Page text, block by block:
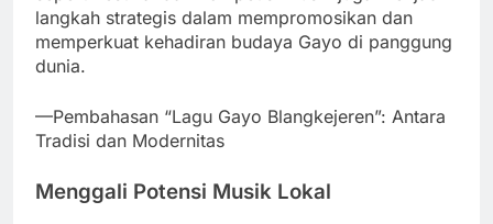
langkah strategis dalam mempromosikan dan
memperkuat kehadiran budaya Gayo di panggung
dunia.
—Pembahasan “Lagu Gayo Blangkejeren”: Antara
Tradisi dan Modernitas
Menggali Potensi Musik Lokal